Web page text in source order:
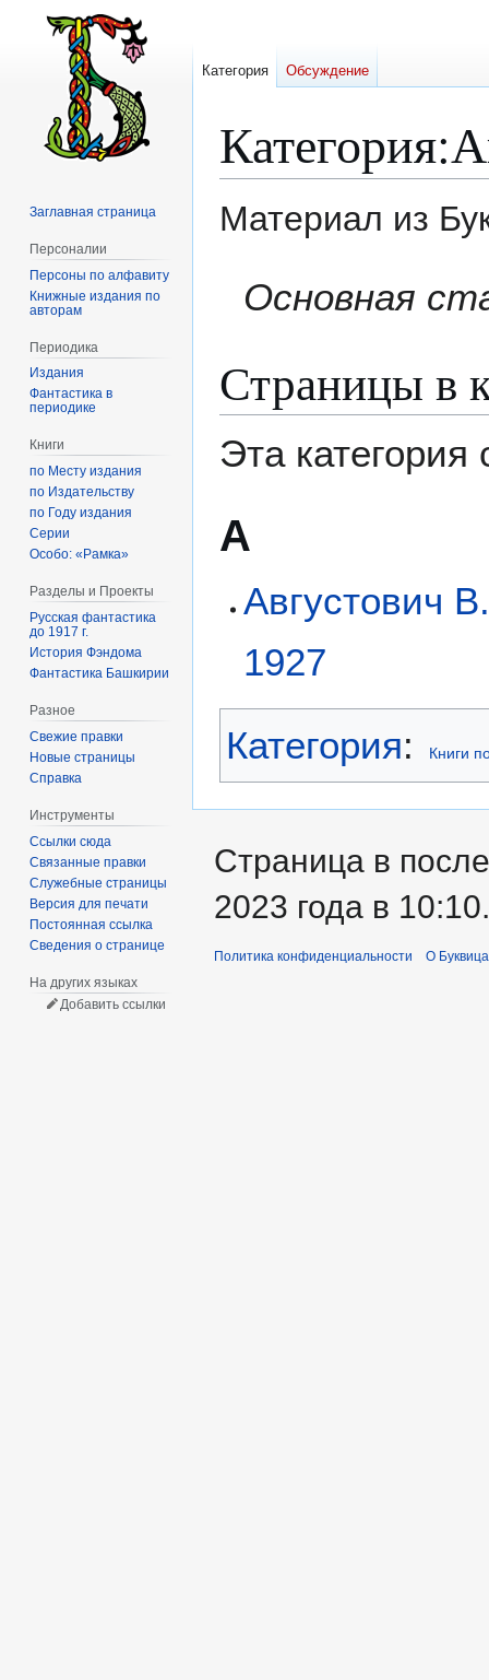
Категория:
Материал из
Основная
Страницы в
Эта
А
Августович
1927
Категория: Книги
Категория Обсуждение
Заглавная страница
Персоналии
Персоны по алфавиту
Книжные издания по
авторам
Периодика
Издания
Фантастика в
периодике
Книги
по Месту издания
по Издательству
по Году издания
Серии
Особо: «Рамка»
Разделы и Проекты
Русская фантастика
до 1917 г.
История Фэндома
Фантастика Башкирии
Разное
Свежие правки
Новые страницы
Справка
Инструменты
Ссылки сюда
Связанные правки
Служебные страницы
Версия для печати
Постоянная ссылка
Сведения о странице
На других языках
Добавить ссылки
Страница в
2023 года в 10:10.
Политика конфиденциальности О Буквица